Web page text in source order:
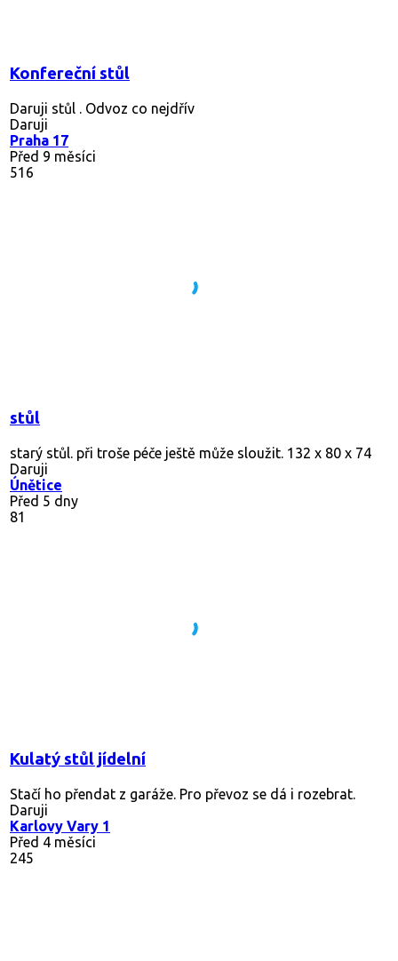
Konfereční stůl
Daruji stůl . Odvoz co nejdřív
Daruji
Praha 17
Před 9 měsíci
516
stůl
starý stůl. při troše péče ještě může sloužit. 132 x 80 x 74
Daruji
Únětice
Před 5 dny
81
Kulatý stůl jídelní
Stačí ho přendat z garáže. Pro převoz se dá i rozebrat.
Daruji
Karlovy Vary 1
Před 4 měsíci
245